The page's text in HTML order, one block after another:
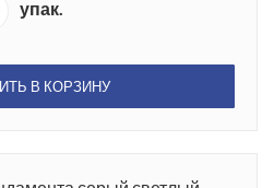
упак.
В КОРЗИНУ